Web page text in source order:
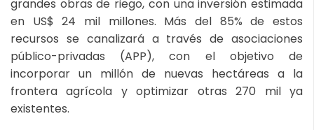
grandes obras de riego, con una inversión estimada
en US$ 24 mil millones. Más del 85% de estos
recursos se canalizará a través de asociaciones
público-privadas (APP), con el objetivo de
incorporar un millón de nuevas hectáreas a la
frontera agrícola y optimizar otras 270 mil ya
existentes.